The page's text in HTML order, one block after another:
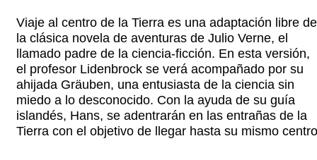
Viaje al centro de la Tierra es una adaptación libre de
la clásica novela de aventuras de Julio Verne, el
llamado padre de la ciencia-ficción. En esta versión,
el profesor Lidenbrock se verá acompañado por su
ahijada Gräuben, una entusiasta de la ciencia sin
miedo a lo desconocido. Con la ayuda de su guía
islandés, Hans, se adentrarán en las entrañas de la
Tierra con el objetivo de llegar hasta su mismo